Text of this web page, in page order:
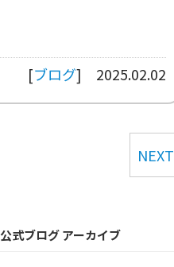
[ブログ] 2025.02.02
NEXT
公式ブログ アーカイブ